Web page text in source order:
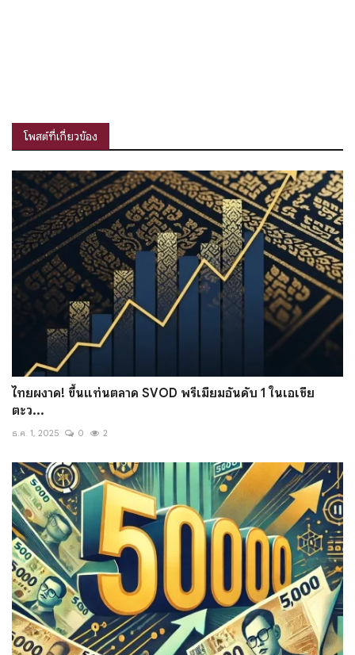
โพสต์ที่เกี่ยวข้อง
ไทยผงาด! ขึ้นแท่นตลาด SVOD พรีเมียมอันดับ 1 ในเอเชีย
ตะว...
ธ.ค. 1, 2025 0 2